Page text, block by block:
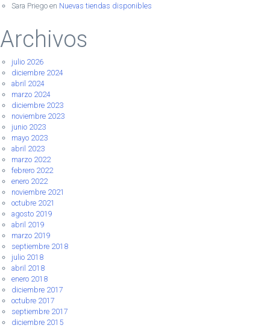
Sara Priegoen Nuevas tiendas disponibles
Archivos
julio 2026
diciembre 2024
abril 2024
marzo 2024
diciembre 2023
noviembre 2023
junio 2023
mayo 2023
abril 2023
marzo 2022
febrero 2022
enero 2022
noviembre 2021
octubre 2021
agosto 2019
abril 2019
marzo 2019
septiembre 2018
julio 2018
abril 2018
enero 2018
diciembre 2017
octubre 2017
septiembre 2017
diciembre 2015